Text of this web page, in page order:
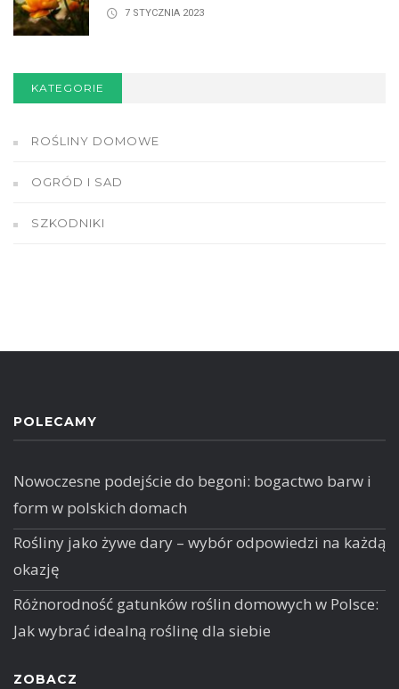
7 STYCZNIA 2023
KATEGORIE
ROŚLINY DOMOWE
OGRÓD I SAD
SZKODNIKI
POLECAMY
Nowoczesne podejście do begoni: bogactwo barw i
form w polskich domach
Rośliny jako żywe dary – wybór odpowiedzi na każdą
okazję
Różnorodność gatunków roślin domowych w Polsce:
Jak wybrać idealną roślinę dla siebie
ZOBACZ